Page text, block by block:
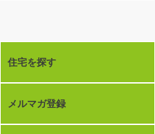
住宅を探す
メルマガ登録